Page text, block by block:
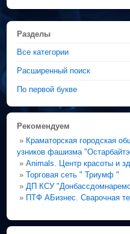
Разделы
Все категории
Расширенный поиск
По первой букве
Рекомендуем
» Краматорская городская
узников фашизма
»Animals. Центр красоты и
»Торговая сеть " Триумф "
» ДП КСУ
» ПТФ АБизнес. Сварочная